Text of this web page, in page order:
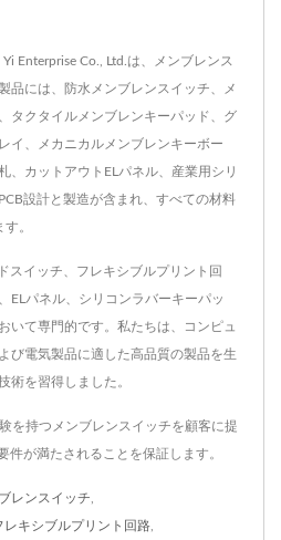
Enterprise Co., Ltd.は、メンブレンス
品には、防水メンブレンスイッチ、メ
タクタイルメンブレンキーパッド、グ
イ、メカニカルメンブレンキーボー
、カットアウトELパネル、産業用シリ
設計と製造が含まれ、すべての材料
。
スイッチ、フレキシブルプリント回
ELパネル、シリコンラバーキーパッ
いて専門的です。私たちは、コンピュ
び電気製品に適した高品質の製品を生
術を習得しました。
を持つメンブレンスイッチを顧客に提
件が満たされることを保証します。
レンスイッチ
レキシブルプリント回路